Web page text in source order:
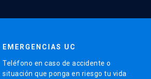
EMERGENCIAS UC
Teléfono en caso de accidente o
situación que ponga en riesgo tu vida